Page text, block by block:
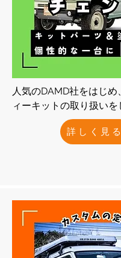
人気のDAMD社をはじめ
ィーキットの取り扱いを
詳しく見る